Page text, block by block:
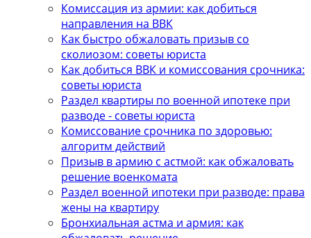
Комиссация из армии: как добиться
направления на ВВК
Как быстро обжаловать призыв со
сколиозом: советы юриста
Как добиться ВВК и комиссования срочника:
советы юриста
Раздел квартиры по военной ипотеке при
разводе - советы юриста
Комиссование срочника по здоровью:
алгоритм действий
Призыв в армию с астмой: как обжаловать
решение военкомата
Раздел военной ипотеки при разводе: права
жены на квартиру
Бронхиальная астма и армия: как